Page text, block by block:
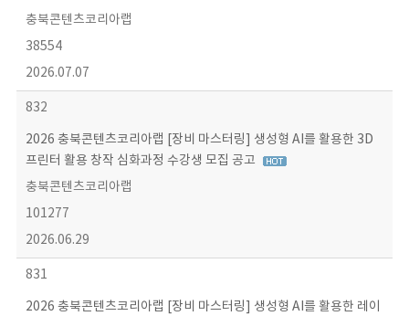
충북콘텐츠코리아랩
38554
2026.07.07
832
2026 충북콘텐츠코리아랩 [장비 마스터링] 생성형 AI를 활용한 3D
프린터 활용 창작 심화과정 수강생 모집 공고
충북콘텐츠코리아랩
101277
2026.06.29
831
2026 충북콘텐츠코리아랩 [장비 마스터링] 생성형 AI를 활용한 레이